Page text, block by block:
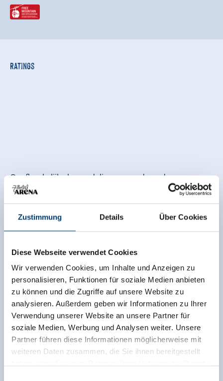
Zustimmung Details Über Cookies
Diese Webseite verwendet Cookies
Wir verwenden Cookies, um Inhalte und Anzeigen zu
personalisieren, Funktionen für soziale Medien anbieten
zu können und die Zugriffe auf unsere Website zu
analysieren. Außerdem geben wir Informationen zu Ihrer
Verwendung unserer Website an unsere Partner für
soziale Medien, Werbung und Analysen weiter. Unsere
Partner führen diese Informationen möglicherweise mit
weiteren Daten zusammen, die Sie ihnen bereitgestellt
Ratings
Onafhankelijke beoordelingen van de andere
bronnen. TrustYou verzamelt deze beoordelingen en
berekent een gemiddelde van de
beoordelingsresultaten.